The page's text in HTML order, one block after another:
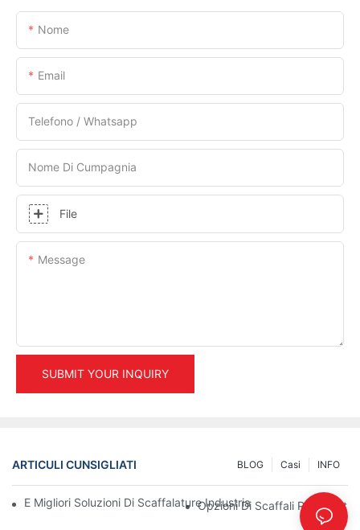
Nome
Email
Telefono / Whatsapp
Nome Di Cumpagnia
File
Message
SUBMIT YOUR INQUIRY
ARTICULI CUNSIGLIATI INFO
Casi
BLOG
E Migliori Soluzioni Di Scaffalature Industriali Per Una Gestione
Opzioni Di Scaffali Per Pallet